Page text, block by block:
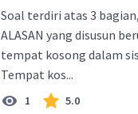
Soal terdiri atas 3
ALASAN yang disusun berurutan. Mendeleev
tempat kosong dalam
Tempat kos...
1 5.0